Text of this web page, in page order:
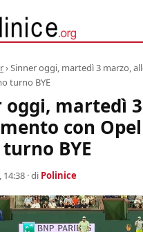
›Sinner oggi, martedì 3 marzo,
turno BYE
oggi, martedì
con
BYE
14:38 · di Polinice